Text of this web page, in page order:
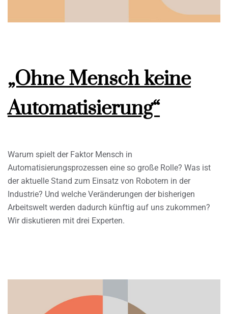
„Ohne Mensch keine
Automatisierung“
Warum spielt der Faktor Mensch in
Automatisierungsprozessen eine so große Rolle? Was ist
der aktuelle Stand zum Einsatz von Robotern in der
Industrie? Und welche Veränderungen der bisherigen
Arbeitswelt werden dadurch künftig auf uns zukommen?
Wir diskutieren mit drei Experten.